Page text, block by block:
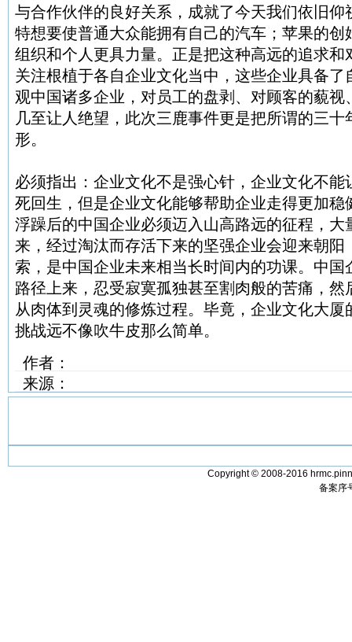
与合作伙伴的良好关系，成就了今天我们依旧仰
特想要使普通大众能拥有自己的汽车；苹果的创
组织和个人更具力量。正是把这种高远的追求和
关注根植于各自企业文化当中，这些企业具备
观中国诸多企业，对员工的盘剥、对顾客的藐
几至让人绝望，此次三鹿事件更是把所谓的三
形。
必须指出：企业文化不是强心针，企业文化不
死回生，但是企业文化能够帮助企业走得更加稳
浮躁后的中国企业必须迈入山高路远的征程，大
来，经过淘汰而存活下来的坚强企业会迎来朝阳
索，是中国企业未来相当长时间内的功课。中
路径上来，忍受寂寞孤独甚至割肉般的苦痛，
从肉体到灵魂的修炼过程。毕竟，企业文化大
挑战远不像吹牛皮那么简单。
作者：
来源：
Copyright © 2008-2016
备案序